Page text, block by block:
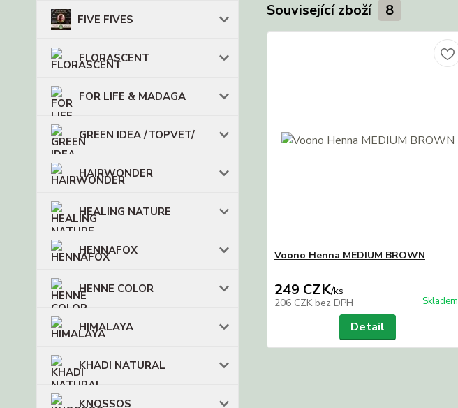
FIVE FIVES
FLORASCENT
FOR LIFE & MADAGA
GREEN IDEA /TOPVET/
HAIRWONDER
HEALING NATURE
HENNAFOX
HENNE COLOR
HIMALAYA
KHADI NATURAL
KNOSSOS
Související zboží 8
Voono Henna MEDIUM BROWN
249 CZK/ks
206 CZK bez DPH Skladem
Detail